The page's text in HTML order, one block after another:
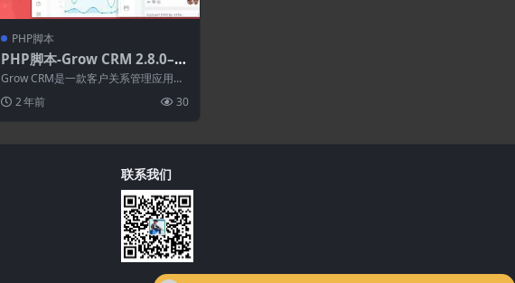
PHP脚本
PHP脚本-Grow CRM 2.8.0–L
aravel项目管理
Grow CRM是一款客户关系管理应用程
... 2 年前 30
联系我们